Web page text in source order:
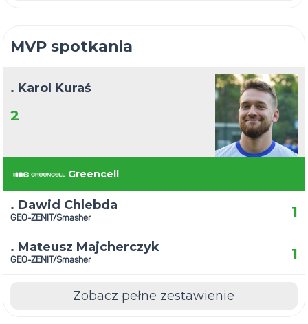
MVP spotkania
. Karol Kuraś
2
Greencell
. Dawid Chlebda
GEO-ZENIT/Smasher 1
. Mateusz Majcherczyk
GEO-ZENIT/Smasher 1
Zobacz pełne zestawienie